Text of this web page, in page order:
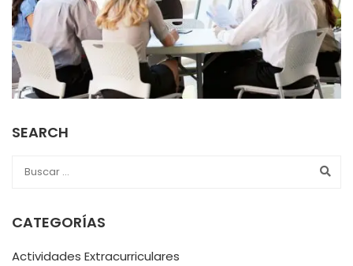
SEARCH
CATEGORÍAS
Actividades Extracurriculares